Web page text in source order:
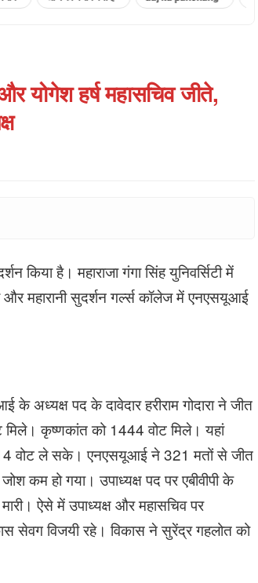
योगेश हर्ष महासचिव जीते,
किया है। महाराजा गंगा सिंह युनिवर्सिटी में
महारानी सुदर्शन गर्ल्स कॉलेज में एनएसयूआई
अध्यक्ष पद के दावेदार हरीराम गोदारा ने जीत
मिले। कृष्णकांत को 1444 वोट मिले। यहां
914 वोट ले सके। एनएसयूआई ने 321 मतों से जीत
कम हो गया। उपाध्यक्ष पद पर एबीवीपी के
ऐसे में उपाध्यक्ष और महासचिव पर
सेवग विजयी रहे। विकास ने सुरेंद्र गहलोत को